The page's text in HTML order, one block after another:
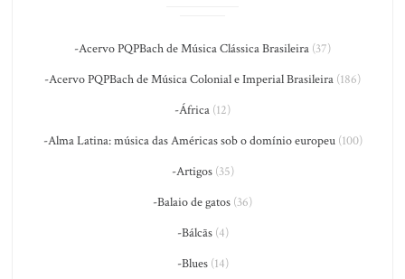
-Acervo PQPBach de Música Clássica Brasileira (37)
-Acervo PQPBach de Música Colonial e Imperial Brasileira (186)
-África (12)
-Alma Latina: música das Américas sob o domínio europeu(100)
-Artigos(35)
-Balaio de gatos (36)
-Bálcãs(4)
-Blues(14)